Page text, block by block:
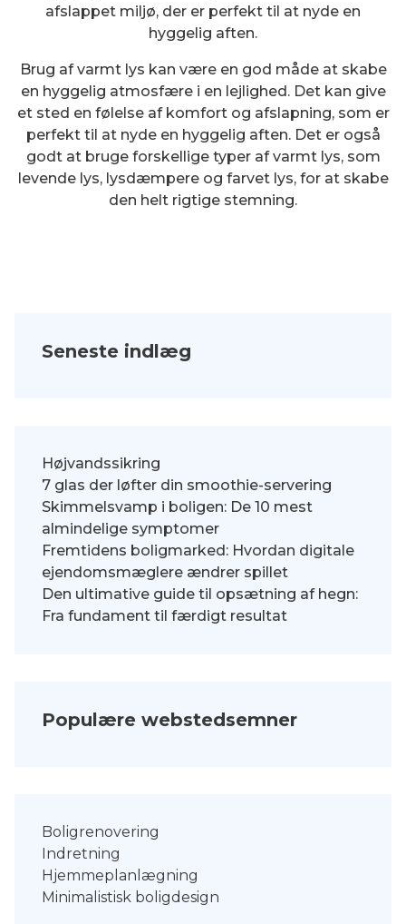
afslappet miljø, der er perfekt til at nyde en
hyggelig aften.
Brug af varmt lys kan være en god måde at skabe
en hyggelig atmosfære i en lejlighed. Det kan give
et sted en følelse af komfort og afslapning, som er
perfekt til at nyde en hyggelig aften. Det er også
godt at bruge forskellige typer af varmt lys, som
levende lys, lysdæmpere og farvet lys, for at skabe
den helt rigtige stemning.
Seneste indlæg
Højvandssikring
7 glas der løfter din smoothie-servering
Skimmelsvamp i boligen: De 10 mest
almindelige symptomer
Fremtidens boligmarked: Hvordan digitale
ejendomsmæglere ændrer spillet
Den ultimative guide til opsætning af hegn:
Fra fundament til færdigt resultat
Populære webstedsemner
Boligrenovering
Indretning
Hjemmeplanlægning
Minimalistisk boligdesign